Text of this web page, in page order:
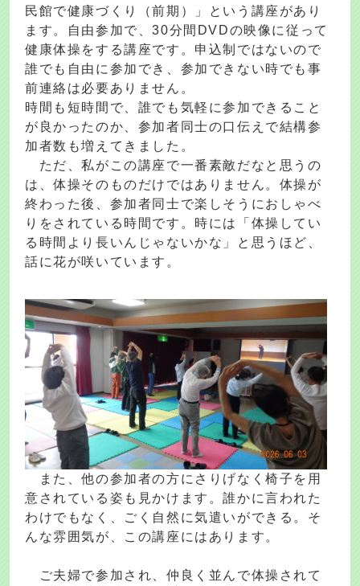
民館で健康づくり（前期）」という講座があり
ます。自由参加で、30分間DVDの映像に従って
健康体操をする講座です。申込制ではないので
誰でも自由に参加でき、参加できない時でも事
前連絡は必要ありません。
時間も短時間で、誰でも気軽に参加できること
が良かったのか、参加者同士の口伝えで結構参
加者数も増えてきました。
ただ、私がこの講座で一番素敵だなと思うの
は、体操そのものだけではありません。体操が
終わった後、参加者同士で楽しそうにおしゃべ
りをされている時間です。時には「体操してい
る時間より長いんじゃないかな」と思うほど、
話に花が咲いています。
また、他の参加者の方にさりげなく椅子を用
意されている姿も見かけます。誰かに言われた
わけでもなく、ごく自然に気遣いができる。そ
んな雰囲気が、この講座にはあります。
ご夫婦で参加され、仲良く並んで体操されて